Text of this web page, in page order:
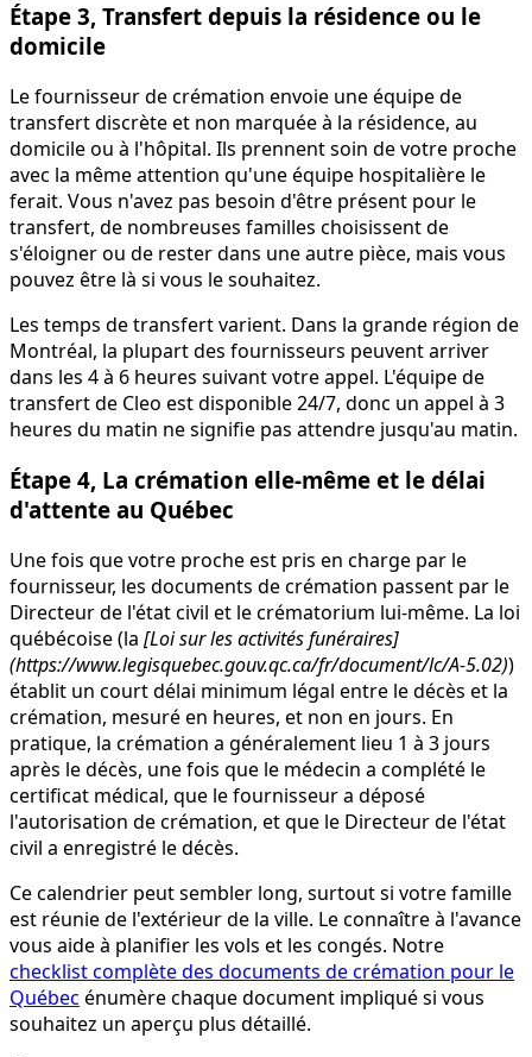
Étape 3, Transfert depuis la résidence ou le
domicile
Le fournisseur de crémation envoie une équipe de
transfert discrète et non marquée à la résidence, au
domicile ou à l'hôpital. Ils prennent soin de votre proche
avec la même attention qu'une équipe hospitalière le
ferait. Vous n'avez pas besoin d'être présent pour le
transfert, de nombreuses familles choisissent de
s'éloigner ou de rester dans une autre pièce, mais vous
pouvez être là si vous le souhaitez.
Les temps de transfert varient. Dans la grande région de
Montréal, la plupart des fournisseurs peuvent arriver
dans les 4 à 6 heures suivant votre appel. L'équipe de
transfert de Cleo est disponible 24/7, donc un appel à 3
heures du matin ne signifie pas attendre jusqu'au matin.
Étape 4, La crémation elle-même et le délai
d'attente au Québec
Une fois que votre proche est pris en charge par le
fournisseur, les documents de crémation passent par le
Directeur de l'état civil et le crématorium lui-même. La loi
québécoise (la [Loi sur les activités funéraires]
(https://www.legisquebec.gouv.qc.ca/fr/document/lc/A-5.02))
établit un court délai minimum légal entre le décès et la
crémation, mesuré en heures, et non en jours. En
pratique, la crémation a généralement lieu 1 à 3 jours
après le décès, une fois que le médecin a complété le
certificat médical, que le fournisseur a déposé
l'autorisation de crémation, et que le Directeur de l'état
civil a enregistré le décès.
Ce calendrier peut sembler long, surtout si votre famille
est réunie de l'extérieur de la ville. Le connaître à l'avance
vous aide à planifier les vols et les congés. Notre
checklist complète des documents de crémation pour le
Québec énumère chaque document impliqué si vous
souhaitez un aperçu plus détaillé.